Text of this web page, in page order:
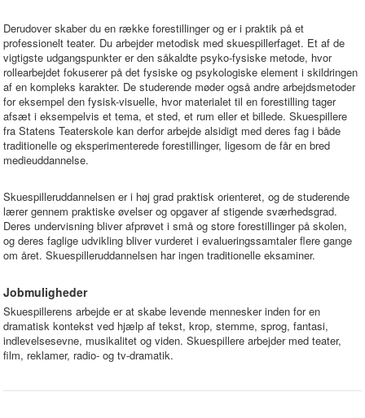
Derudover skaber du en række forestillinger og er i praktik på et
professionelt teater. Du arbejder metodisk med skuespillerfaget. Et af de
vigtigste udgangspunkter er den såkaldte psyko-fysiske metode, hvor
rollearbejdet fokuserer på det fysiske og psykologiske element i skildringen
af en kompleks karakter. De studerende møder også andre arbejdsmetoder
for eksempel den fysisk-visuelle, hvor materialet til en forestilling tager
afsæt i eksempelvis et tema, et sted, et rum eller et billede. Skuespillere
fra Statens Teaterskole kan derfor arbejde alsidigt med deres fag i både
traditionelle og eksperimenterede forestillinger, ligesom de får en bred
medieuddannelse.
Skuespilleruddannelsen er i høj grad praktisk orienteret, og de studerende
lærer gennem praktiske øvelser og opgaver af stigende sværhedsgrad.
Deres undervisning bliver afprøvet i små og store forestillinger på skolen,
og deres faglige udvikling bliver vurderet i evalueringssamtaler flere gange
om året. Skuespilleruddannelsen har ingen traditionelle eksaminer.
Jobmuligheder
Skuespillerens arbejde er at skabe levende mennesker inden for en
dramatisk kontekst ved hjælp af tekst, krop, stemme, sprog, fantasi,
indlevelsesevne, musikalitet og viden. Skuespillere arbejder med teater,
film, reklamer, radio- og tv-dramatik.